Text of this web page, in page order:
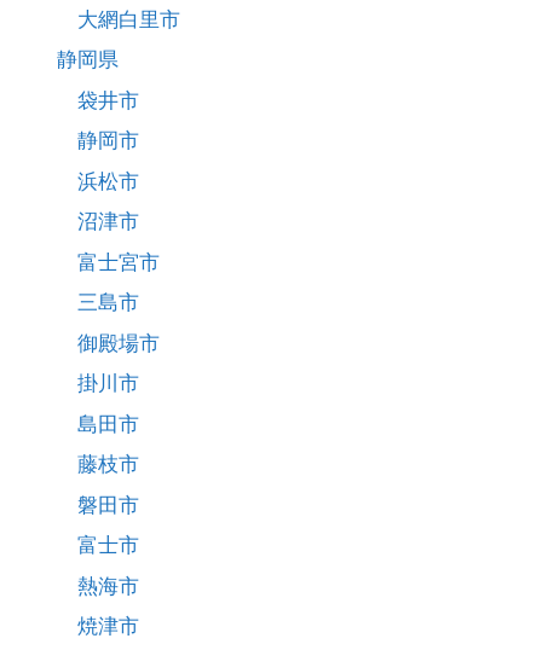
大網白里市
静岡県
袋井市
静岡市
浜松市
沼津市
富士宮市
三島市
御殿場市
掛川市
島田市
藤枝市
磐田市
富士市
熱海市
焼津市